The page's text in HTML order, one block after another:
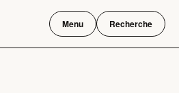
Menu Recherche